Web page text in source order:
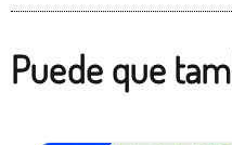
Puede que